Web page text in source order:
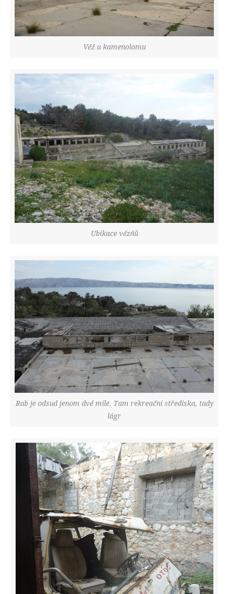
Věž u kamenolomu
Ubikace vězňů
Rab je odsud jenom dvě míle. Tam rekreační střediska, tady
lágr